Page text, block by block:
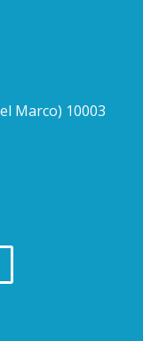
Marco) 10003